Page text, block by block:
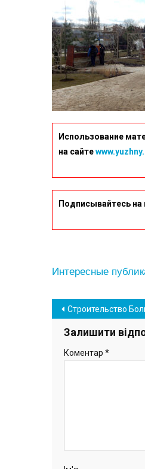
Использование
на сайте
Подписывайтесь на
Интересные
Навігація
записів
Строительство Болгарского сквера в Южном на завершающей
Залишити
Коментар *